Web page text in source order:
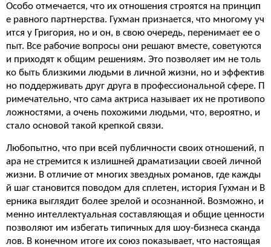
Особо отмечается, что их отношения строятся на принцип
е равного партнерства. Гухман признается, что многому уч
ится у Григория, но и он, в свою очередь, перенимает ее о
пыт. Все рабочие вопросы они решают вместе, советуются
и приходят к общим решениям. Это позволяет им не толь
ко быть близкими людьми в личной жизни, но и эффектив
но поддерживать друг друга в профессиональной сфере. П
римечательно, что сама актриса называет их не противопо
ложностями, а очень похожими людьми, что, вероятно, и
стало основой такой крепкой связи.
Любопытно, что при всей публичности своих отношений, п
ара не стремится к излишней драматизации своей личной
жизни. В отличие от многих звездных романов, где кажды
й шаг становится поводом для сплетен, история Гухман и В
ерника выглядит более зрелой и осознанной. Возможно, и
менно интеллектуальная составляющая и общие ценности
позволяют им избегать типичных для шоу-бизнеса сканда
лов. В конечном итоге их союз показывает, что настоящая